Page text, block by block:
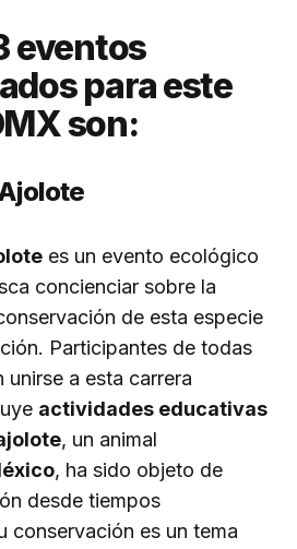
eventos
para este
son:
es un evento ecológico
concienciar sobre la
de esta especie
Participantes de todas
unirse a esta carrera
actividades educativas
, un animal
, ha sido objeto de
desde tiempos
conservación es un tema